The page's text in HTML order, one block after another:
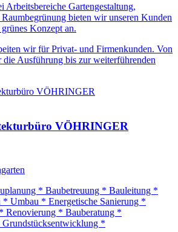
Arbeitsbereiche Gartengestaltung,
bieten wir unseren Kunden
Konzept an.
wir für Privat- und Firmenkunden. Von
die Ausführung bis zur weiterführenden
VÖHRINGER
* Baubetreuung * Bauleitung *
Umbau * Energetische Sanierung *
Renovierung * Bauberatung *
*